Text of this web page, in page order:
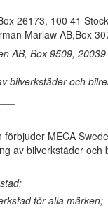
26173, 100 41
Marlaw AB,Box
AB, Box 9509,
bilverkstäder och
förbjuder MECA
av bilverkstäder
för alla märken;